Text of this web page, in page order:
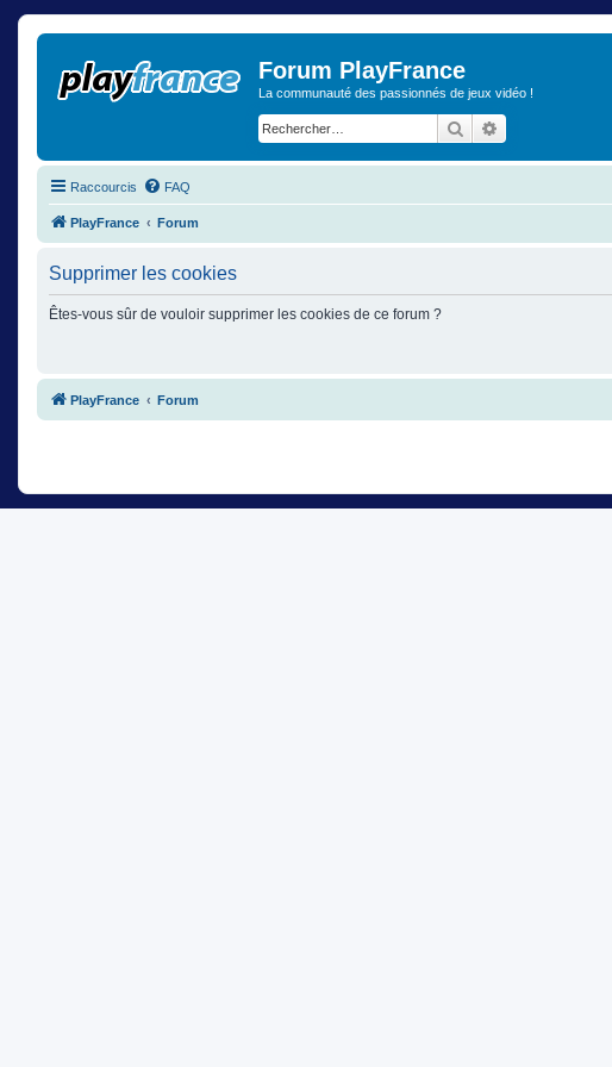
Forum PlayFrance
La communauté des passionnés de jeux vidéo !
Rechercher
Raccourcis FAQ
PlayFrance Forum
Supprimer les cookies
Êtes-vous sûr de vouloir supprimer les cookies de ce forum ?
PlayFrance Forum